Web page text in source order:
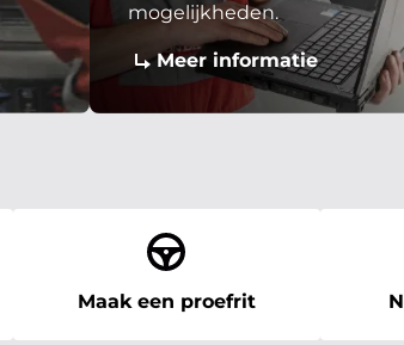
mogelijkheden.
Meer informatie
Maak een proefrit